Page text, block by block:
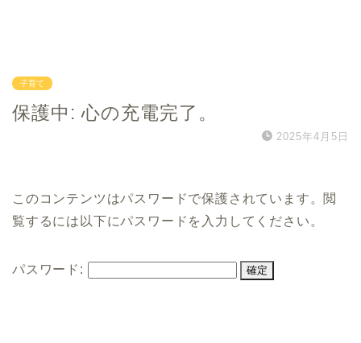
子育て
保護中: 心の充電完了。
2025年4月5日
このコンテンツはパスワードで保護されています。閲
覧するには以下にパスワードを入力してください。
パスワード: